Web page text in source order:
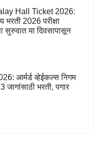
Hall Ticket 2026:
2026 परीक्षा
सुरुवात या दिवसापासून
आर्मर्ड व्हेईकल्स निगम
जागांसाठी भरती, पगार